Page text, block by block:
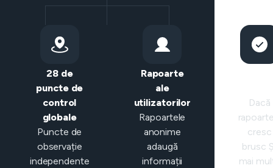
28 de
puncte de
control
globale
Puncte de
observație
independente
Rapoarte
ale
utilizatorilor
Rapoartele
anonime
adaugă
informații
Dacă
cresc
brusc
mai